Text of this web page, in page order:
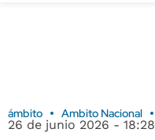
ámbito Ambito Nacional
26 de junio 2026 - 18:28